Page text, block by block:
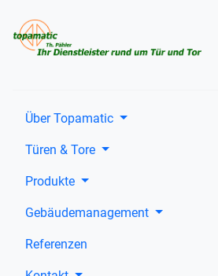
Über Topamatic
Türen & Tore
Produkte
Gebäudemanagement
Referenzen